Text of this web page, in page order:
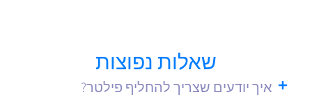
שאלות נפוצות
איך יודעים שצריך להחליף פילטר?